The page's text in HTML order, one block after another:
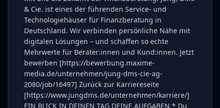
& Cie. ist eines der führenden Service- und
Technologiehäuser für Finanzberatung in
Deutschland. Wir verbinden persönliche Nähe mit
digitalen Lösungen – und schaffen so echte
Mehrwerte für Berater:innen und Kund:innen. Jetzt
bewerben [https://bewerbung.maxime-
media.de/unternehmen/jung-dms-cie-ag-
2080/job/16497] Zurück zur Karriereseite
[https://www.jungdms.de/unternehmen/karriere/]
EIN BLICK IN DEINEN TAG DEINE AUFGABEN * Du